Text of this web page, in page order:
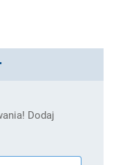
Dodaj